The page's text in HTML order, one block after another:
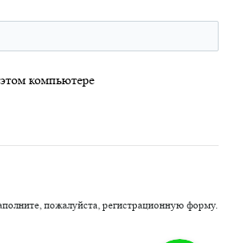
компьютере
пожалуйста, регистрационную форму.